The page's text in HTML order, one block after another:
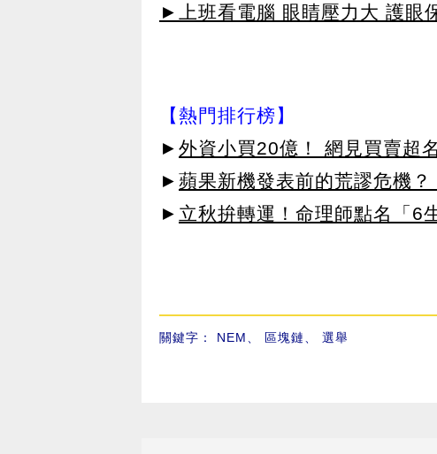
►上班看電腦 眼睛壓力大 護眼
【熱門排行榜】
► 外資小買20億！ 網見買賣超
► 蘋果新機發表前的荒謬危機
► 立秋拚轉運！命理師點名「6
關鍵字： NEM、 區塊鏈、 選舉